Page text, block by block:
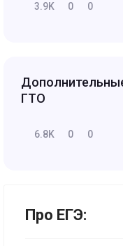
3.9K 0 0
ГТО
6.8K 0 0
Про ЕГЭ: